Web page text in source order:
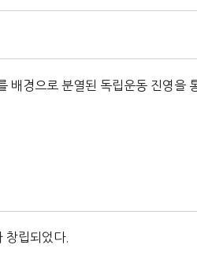
경으로 분열된 독립운동 진영을
창립되었다.